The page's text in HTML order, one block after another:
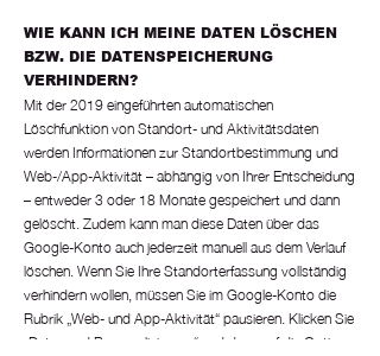
WIE KANN ICH MEINE DATEN LÖSCHEN
BZW. DIE DATENSPEICHERUNG
VERHINDERN?
Mit der 2019 eingeführten automatischen
Löschfunktion von Standort- und Aktivitätsdaten
werden Informationen zur Standortbestimmung und
Web-/App-Aktivität – abhängig von Ihrer Entscheidung
– entweder 3 oder 18 Monate gespeichert und dann
gelöscht. Zudem kann man diese Daten über das
Google-Konto auch jederzeit manuell aus dem Verlauf
löschen. Wenn Sie Ihre Standorterfassung vollständig
verhindern wollen, müssen Sie im Google-Konto die
Rubrik „Web- und App-Aktivität“ pausieren. Klicken Sie
„Daten und Personalisierung“ und dann auf die Option